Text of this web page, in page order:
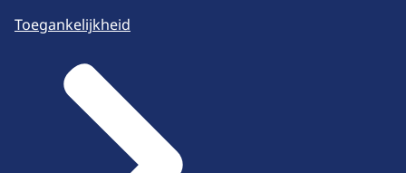
Toegankelijkheid